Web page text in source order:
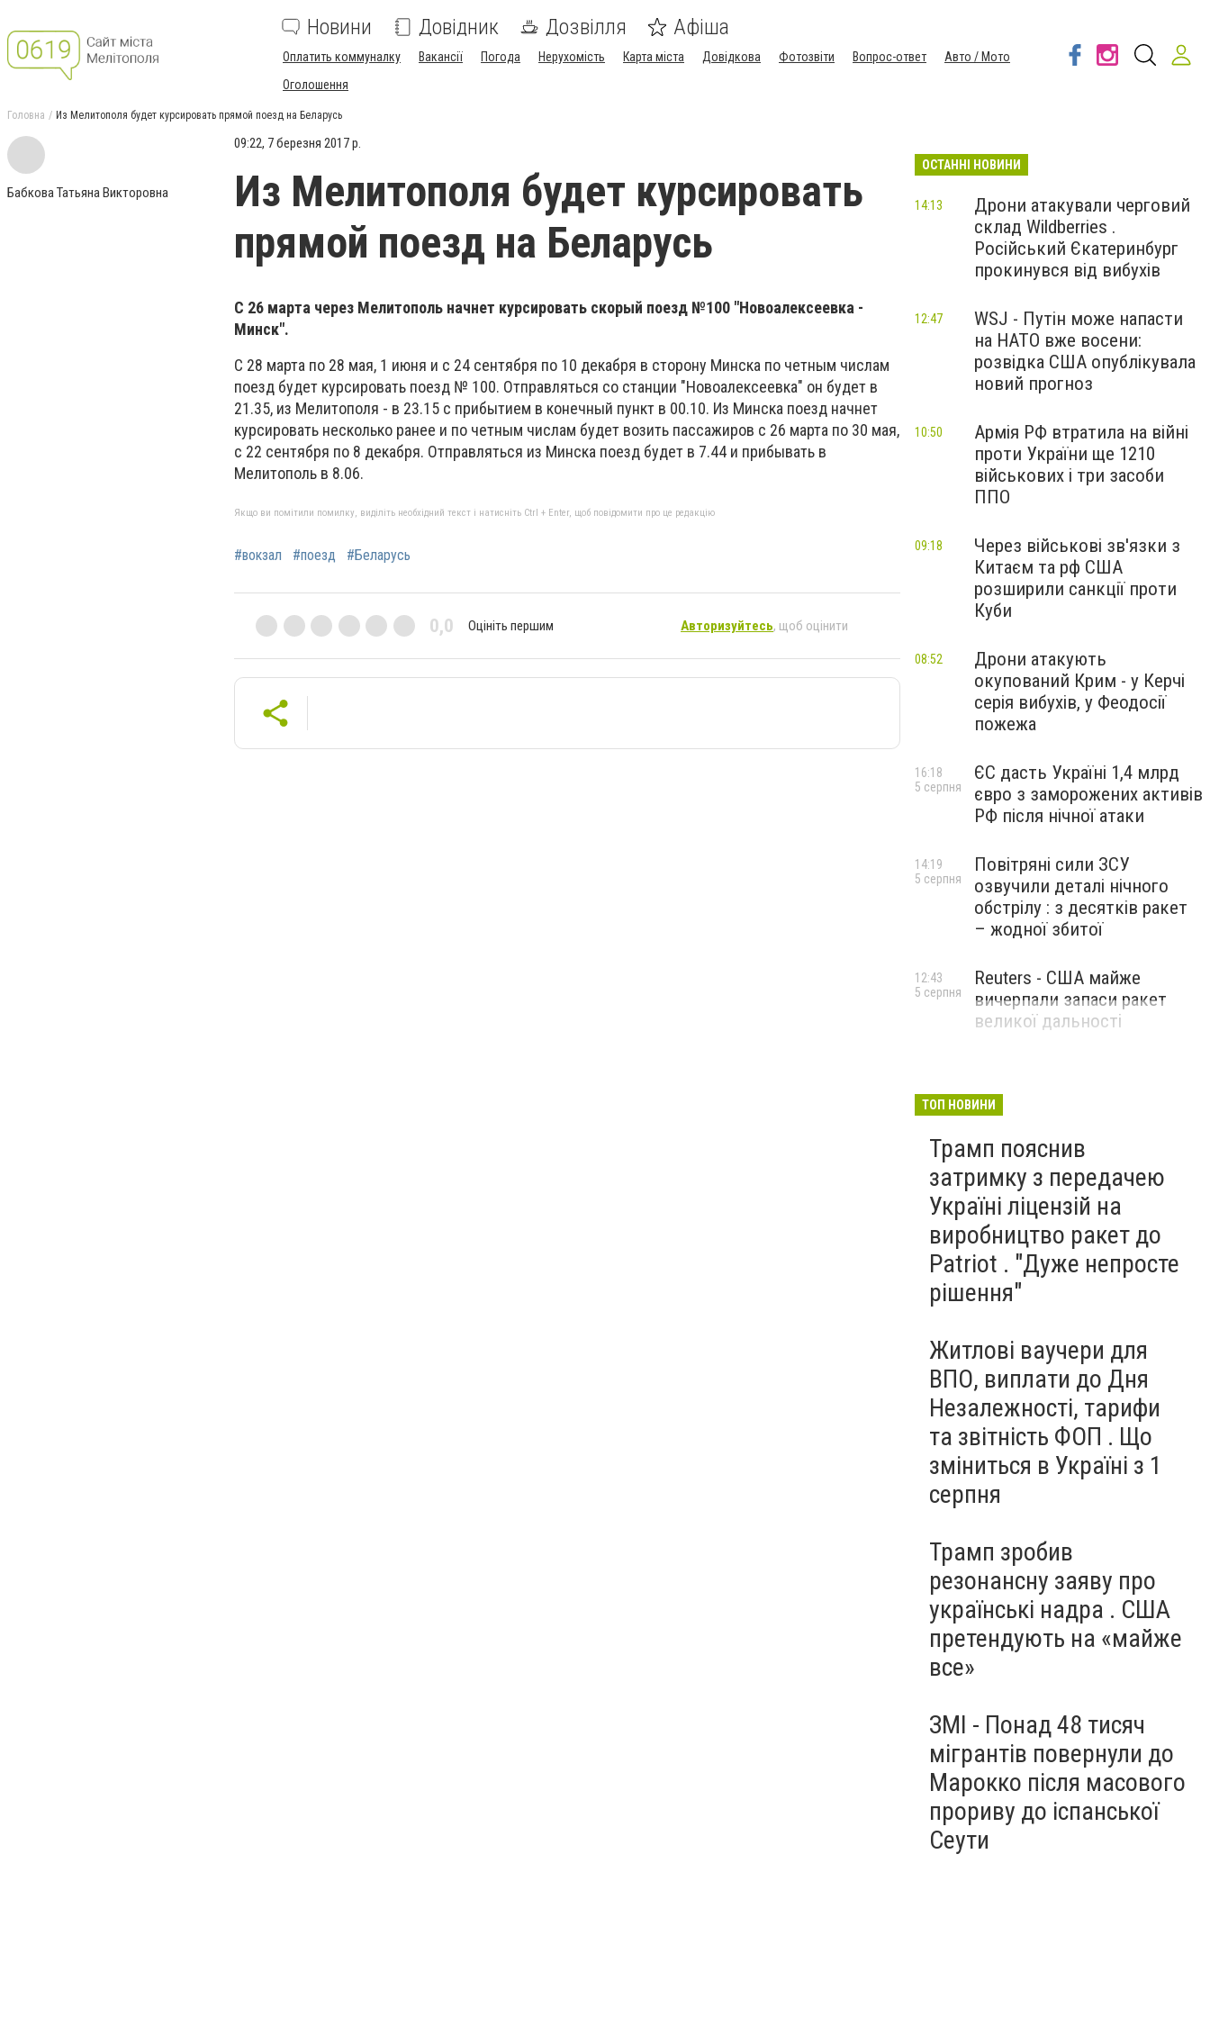
Новини Довідник Дозвілля Афіша
Оплатить коммуналку Вакансії Погода Нерухомість Карта міста Довідкова Фотозвіти Вопрос-ответ
Авто / Мото
Оголошення
Головна Из Мелитополя будет курсировать прямой поезд на Беларусь
Бабкова Татьяна Викторовна
09:22, 7 березня 2017 р.
Из Мелитополя будет курсировать
прямой поезд на Беларусь
С 26 марта через Мелитополь начнет курсировать скорый поезд №100 "Новоалексеевка -
Минск".
С 28 марта по 28 мая, 1 июня и с 24 сентября по 10 декабря в сторону Минска по четным числам
поезд будет курсировать поезд № 100. Отправляться со станции "Новоалексеевка" он будет в
21.35, из Мелитополя - в 23.15 с прибытием в конечный пункт в 00.10. Из Минска поезд начнет
курсировать несколько ранее и по четным числам будет возить пассажиров с 26 марта по 30 мая,
с 22 сентября по 8 декабря. Отправляться из Минска поезд будет в 7.44 и прибывать в
Мелитополь в 8.06.
Якщо ви помітили помилку, виділіть необхідний текст і натисніть Ctrl + Enter, щоб повідомити про це редакцію
#вокзал #поезд #Беларусь
0,0 Оцініть першим Авторизуйтесь, щоб оцінити
ОСТАННІ НОВИНИ
Дрони атакували черговий
склад Wildberries .
Російський Єкатеринбург
прокинувся від вибухів
14:13
WSJ - Путін може напасти
на НАТО вже восени:
розвідка США опублікувала
новий прогноз
12:47
Армія РФ втратила на війні
проти України ще 1210
військових і три засоби
ППО
10:50
Через військові зв'язки з
Китаєм та рф США
розширили санкції проти
Куби
09:18
Дрони атакують
окупований Крим - у Керчі
серія вибухів, у Феодосії
пожежа
08:52
ЄС дасть Україні 1,4 млрд
євро з заморожених активів
РФ після нічної атаки
16:18
5 серпня
Повітряні сили ЗСУ
озвучили деталі нічного
обстрілу : з десятків ракет
– жодної збитої
14:19
5 серпня
Reuters - США майже
вичерпали запаси ракет
великої дальності
12:43
5 серпня
ТОП НОВИНИ
Трамп пояснив
затримку з передачею
Україні ліцензій на
виробництво ракет до
Patriot . "Дуже непросте
рішення"
Житлові ваучери для
ВПО, виплати до Дня
Незалежності, тарифи
та звітність ФОП . Що
зміниться в Україні з 1
серпня
Трамп зробив
резонансну заяву про
українські надра . США
претендують на «майже
все»
ЗМІ - Понад 48 тисяч
мігрантів повернули до
Марокко після масового
прориву до іспанської
Сеути